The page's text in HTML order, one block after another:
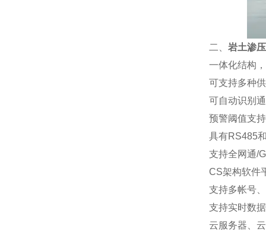
二、 岩土渗
一体化结构
可支持多种
可自动识别
预警阈值支
具有RS485
支持全网通/
CS架构软件
支持多帐号
支持实时数
云服务器、